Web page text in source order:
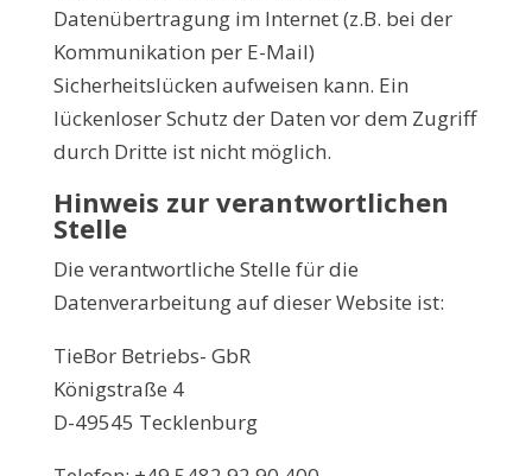
Datenübertragung im Internet (z.B. bei der
Kommunikation per E-Mail)
Sicherheitslücken aufweisen kann. Ein
lückenloser Schutz der Daten vor dem Zugriff
durch Dritte ist nicht möglich.
Hinweis zur verantwortlichen
Stelle
Die verantwortliche Stelle für die
Datenverarbeitung auf dieser Website ist:
TieBor Betriebs- GbR
Königstraße 4
D-49545 Tecklenburg